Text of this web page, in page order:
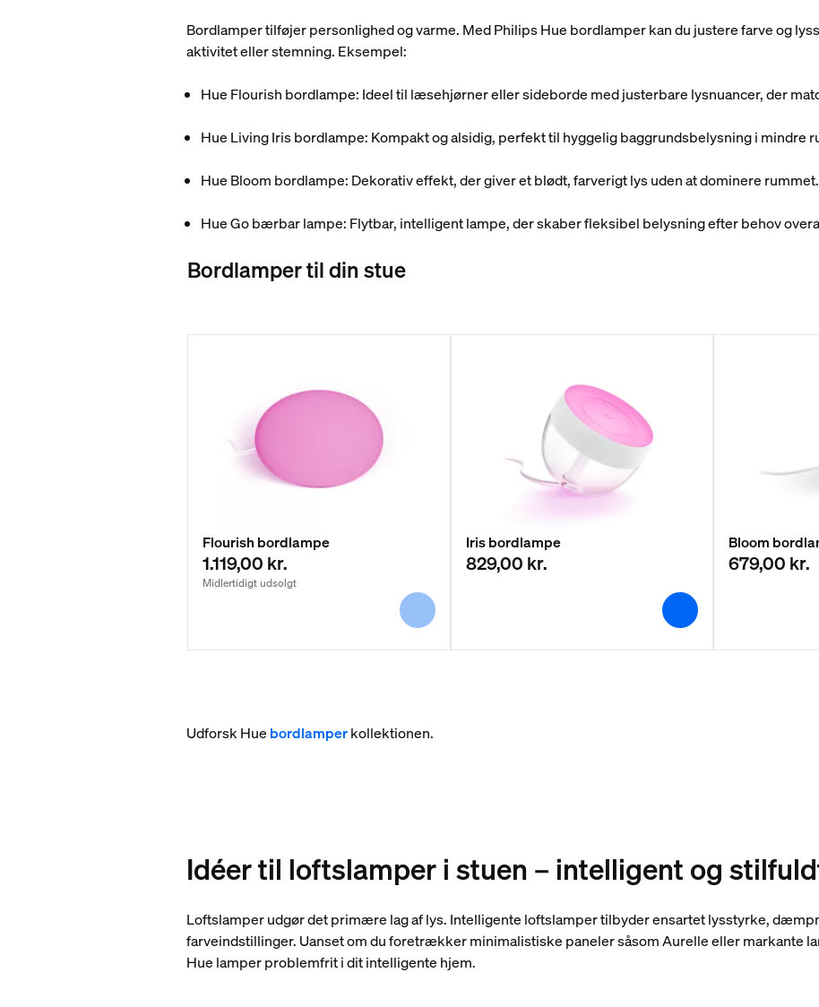
Bordlamper tilføjer personlighed og varme. Med Philips Hue bordlamper kan du justere farve og
aktivitet eller stemning. Eksempel:
Hue Flourish bordlampe: Ideel til læsehjørner eller sideborde med justerbare lysnuancer, der
Hue Living Iris bordlampe: Kompakt og alsidig, perfekt til hyggelig baggrundsbelysning i mindre
Hue Bloom bordlampe: Dekorativ effekt, der giver et blødt, farverigt lys uden at dominere rummet.
Hue Go bærbar lampe: Flytbar, intelligent lampe, der skaber fleksibel belysning efter behov
Bordlamper til din stue
Flourish bordlampe
1.119,00 kr.
Midlertidigt udsolgt
Iris bordlampe
829,00 kr.
Bloom
679,00 kr.
Udforsk Hue bordlamperkollektionen.
Idéer til loftslamper i stuen – intelligent og
Loftslamper udgør det primære lag af lys. Intelligente loftslamper tilbyder ensartet lysstyrke,
farveindstillinger. Uanset om du foretrækker minimalistiske paneler såsom Aurelle eller markante
Hue lamper problemfrit i dit intelligente hjem.